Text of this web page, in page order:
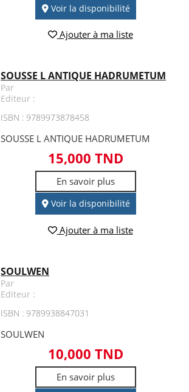
Voir la disponibilité
Ajouter à ma liste
SOUSSE L ANTIQUE HADRUMETUM
Par
Editeur :
ISBN : 9789973878458
SOUSSE L ANTIQUE HADRUMETUM
15,000 TND
En savoir plus
Voir la disponibilité
Ajouter à ma liste
SOULWEN
Par
Editeur :
ISBN : 9789938847031
SOULWEN
10,000 TND
En savoir plus